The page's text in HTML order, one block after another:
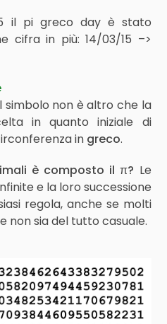
il pi greco day è stato
cifra in più: 14/03/15 –>
simbolo non è altro che la
in quanto iniziale di
in greco.
è composto il π? Le
e la loro successione
regola, anche se molti
non sia del tutto casuale.